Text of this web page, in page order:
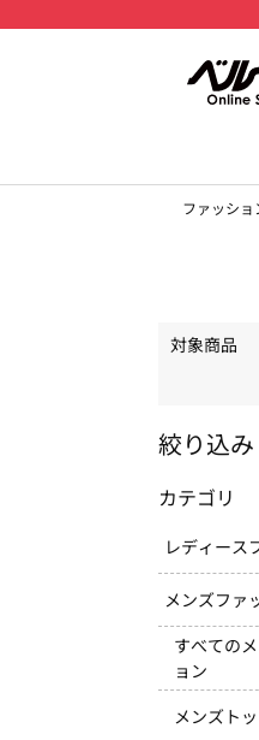
ファッショ
対象商品
絞り込み
カテゴリ
レディース
メンズファ
すべての
ョン
メンズト